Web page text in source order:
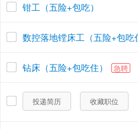
钳工（五险+包吃）
数控落地镗床工（五险+包吃
钻床（五险+包吃住） 急聘
投递简历 收藏职位